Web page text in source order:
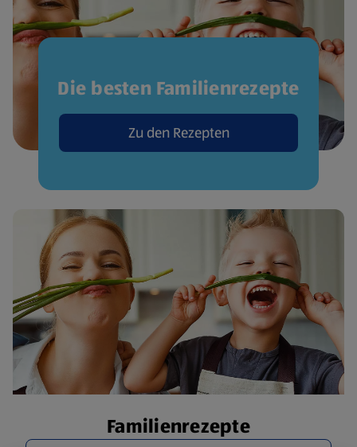
Die besten Familienrezepte
Zu den Rezepten
Familienrezepte